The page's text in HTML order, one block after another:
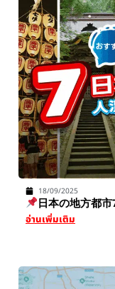
18/09/2025
日本の地方都
อ่านเพิ่มเติม